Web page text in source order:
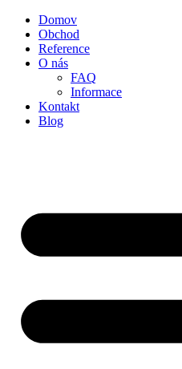
Domov
Obchod
Reference
O nás
FAQ
Informace
Kontakt
Blog